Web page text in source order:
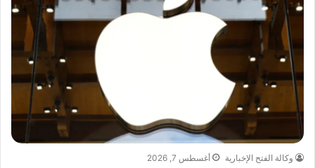
وكالة الفتح الإخبارية أغسطس 7, 2026